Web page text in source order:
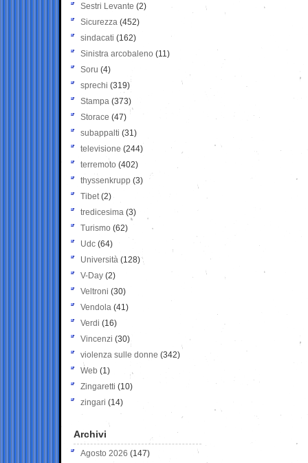
Sestri Levante (2)
Sicurezza (452)
sindacati (162)
Sinistra arcobaleno (11)
Soru (4)
sprechi (319)
Stampa (373)
Storace (47)
subappalti (31)
televisione(244)
terremoto (402)
thyssenkrupp (3)
Tibet(2)
tredicesima (3)
Turismo (62)
Udc (64)
Università (128)
V-Day (2)
Veltroni (30)
Vendola (41)
Verdi (16)
Vincenzi (30)
violenza sulle donne (342)
Web (1)
Zingaretti (10)
zingari (14)
Archivi
Agosto 2026 (147)